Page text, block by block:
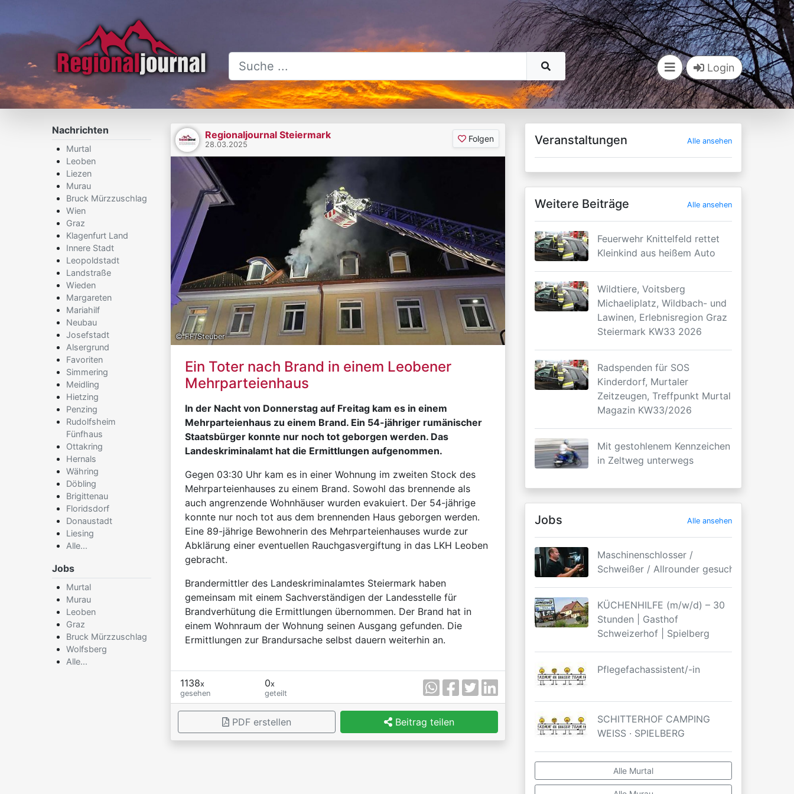
Login
Nachrichten
Murtal
Leoben
Liezen
Murau
Bruck Mürzzuschlag
Wien
Graz
Klagenfurt Land
Innere Stadt
Leopoldstadt
Landstraße
Wieden
Margareten
Mariahilf
Neubau
Josefstadt
Alsergrund
Favoriten
Simmering
Meidling
Hietzing
Penzing
Rudolfsheim
Fünfhaus
Ottakring
Hernals
Währing
Döbling
Brigittenau
Floridsdorf
Donaustadt
Liesing
Alle...
Jobs
Murtal
Murau
Leoben
Graz
Bruck Mürzzuschlag
Wolfsberg
Alle...
Regionaljournal Steiermark
28.03.2025
Folgen
© FF/Steuber
Ein Toter nach Brand in einem Leobener
Mehrparteienhaus
In der Nacht von Donnerstag auf Freitag kam es in einem
Mehrparteienhaus zu einem Brand. Ein 54-jähriger rumänischer
Staatsbürger konnte nur noch tot geborgen werden. Das
Landeskriminalamt hat die Ermittlungen aufgenommen.
Gegen 03:30 Uhr kam es in einer Wohnung im zweiten Stock des
Mehrparteienhauses zu einem Brand. Sowohl das brennende als
auch angrenzende Wohnhäuser wurden evakuiert. Der 54-jährige
konnte nur noch tot aus dem brennenden Haus geborgen werden.
Eine 89-jährige Bewohnerin des Mehrparteienhauses wurde zur
Abklärung einer eventuellen Rauchgasvergiftung in das LKH Leoben
gebracht.
Brandermittler des Landeskriminalamtes Steiermark haben
gemeinsam mit einem Sachverständigen der Landesstelle für
Brandverhütung die Ermittlungen übernommen. Der Brand hat in
einem Wohnraum der Wohnung seinen Ausgang gefunden. Die
Ermittlungen zur Brandursache selbst dauern weiterhin an.
1138x
gesehen
0x
geteilt
PDF erstellen Beitrag teilen
Veranstaltungen Alle ansehen
Weitere Beiträge Alle ansehen
Feuerwehr Knittelfeld rettet
Kleinkind aus heißem Auto
Wildtiere, Voitsberg
Michaeliplatz, Wildbach- und
Lawinen, Erlebnisregion Graz
Steiermark KW33 2026
Radspenden für SOS
Kinderdorf, Murtaler
Zeitzeugen, Treffpunkt Murtal
Magazin KW33/2026
Mit gestohlenem Kennzeichen
in Zeltweg unterwegs
Jobs Alle ansehen
Maschinenschlosser /
Schweißer / Allrounder gesucht
KÜCHENHILFE (m/w/d) – 30
Stunden | Gasthof
Schweizerhof | Spielberg
Pflegefachassistent/-in
SCHITTERHOF CAMPING
WEISS · SPIELBERG
Alle Murtal